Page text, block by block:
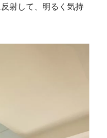
射して、明るく気持